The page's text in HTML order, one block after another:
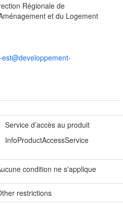
Régionale de
et du Logement
Service d’accès au produit
InfoProductAccessService
condition ne s'applique
restrictions